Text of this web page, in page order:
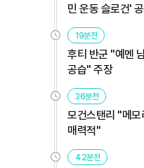
민 운동 슬로건'
19분전
후티 반군 "예멘
공습" 주장
36분전
모건스탠리 "메
매력적"
42분전